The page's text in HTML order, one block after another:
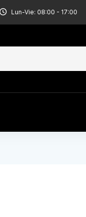
Lun-Vie: 08:00 - 17:00